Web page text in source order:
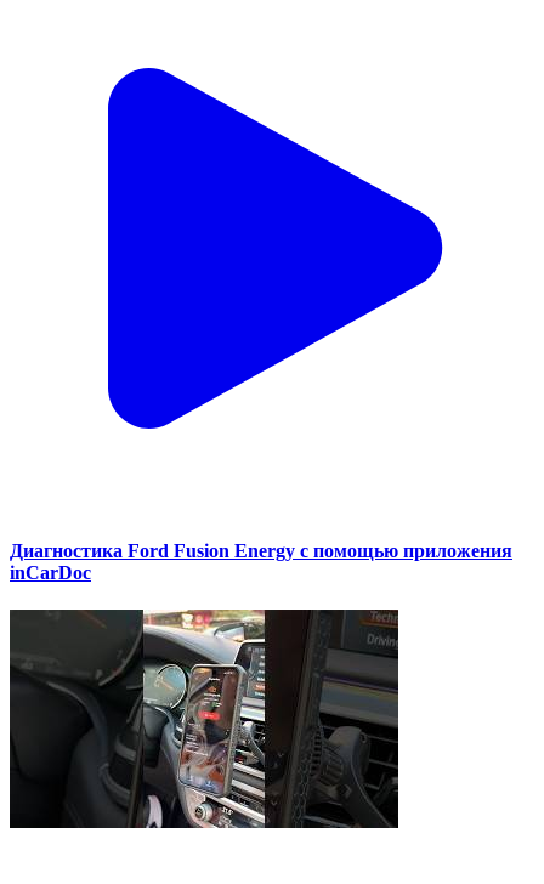
Диагностика Ford Fusion Energy с помощью приложения
inCarDoc